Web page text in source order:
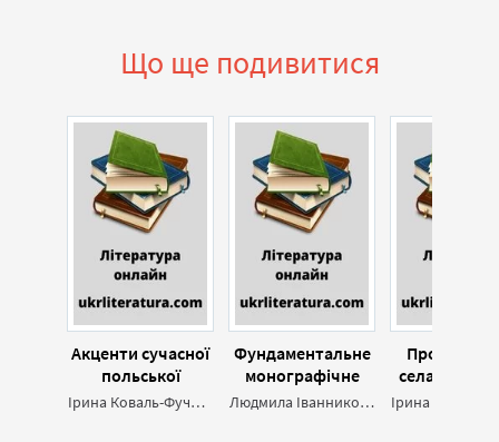
Що ще подивитися
Акценти сучасної
польської
фольклористикиІрина Коваль-Фучило
Фундаментальне
монографічне
дослідження Людмила Іванникова
Про
села в